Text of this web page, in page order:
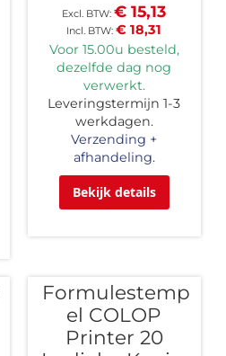
€ 18,31
€ 15,13
Voor 15.00u besteld,
dezelfde dag nog
verwerkt.
Leveringstermijn 1-3
werkdagen.
Verzending +
afhandeling.
Bekijk details
Formulestemp
el COLOP
Printer 20